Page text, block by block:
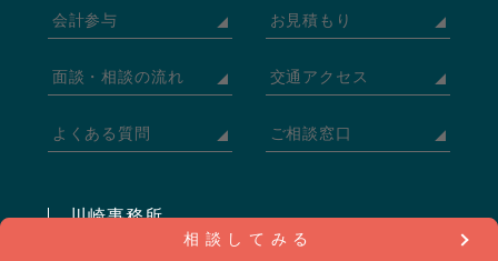
会計参与 お見積もり
面談・相談の流れ 交通アクセス
よくある質問 ご相談窓口
川崎事務所
相談してみる